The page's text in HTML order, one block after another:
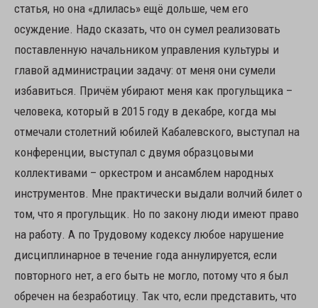
статья, но она «длилась» ещё дольше, чем его
осуждение. Надо сказать, что он сумел реализовать
поставленную начальником управления культуры и
главой администрации задачу: от меня они сумели
избавиться. Причём убирают меня как прогульщика –
человека, который в 2015 году в декабре, когда мы
отмечали столетний юбилей Кабалевского, выступал на
конференции, выступал с двумя образцовыми
коллективами – оркестром и ансамблем народных
инструментов. Мне практически выдали волчий билет о
том, что я прогульщик. Но по закону люди имеют право
на работу. А по Трудовому кодексу любое нарушение
дисциплинарное в течение года аннулируется, если
повторного нет, а его быть не могло, потому что я был
обречен на безработицу. Так что, если представить, что